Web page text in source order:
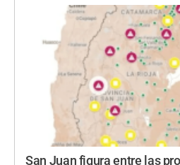
San Juan figura entre las